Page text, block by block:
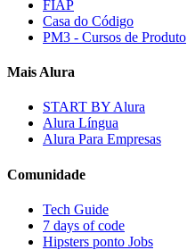
FIAP
Casa do Código
PM3 - Cursos de Produto
Mais Alura
START BY Alura
Alura Língua
Alura Para Empresas
Comunidade
Tech Guide
7 days of code
Hipsters ponto Jobs